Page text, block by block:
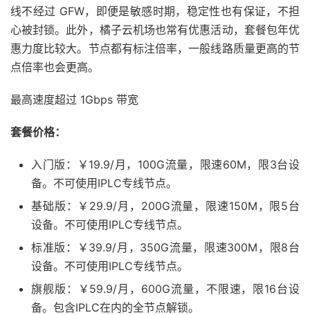
线不经过 GFW，即便是敏感时期，稳定性也有保证，不担
心被封锁。此外，橘子云机场也常有优惠活动，套餐包年优
惠力度比较大。节点都有标注倍率，一般线路质量更高的节
点倍率也会更高。
最高速度超过 1Gbps 带宽
套餐价格：
入门版：￥19.9/月，100G流量，限速60M，限3台设
备。不可使用IPLC专线节点。
基础版：￥29.9/月，200G流量，限速150M，限5台
设备。不可使用IPLC专线节点。
标准版：￥39.9/月，350G流量，限速300M，限8台
设备。不可使用IPLC专线节点。
旗舰版：￥59.9/月，600G流量，不限速，限16台设
备。包含IPLC在内的全节点解锁。